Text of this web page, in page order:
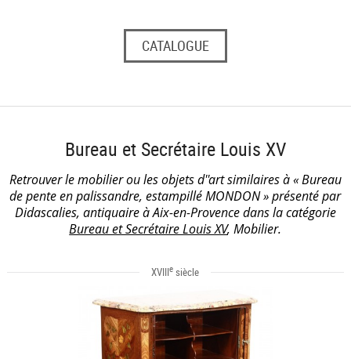
CATALOGUE
Bureau et Secrétaire Louis XV
Retrouver le mobilier ou les objets d''art similaires à « Bureau
de pente en palissandre, estampillé MONDON » présenté par
Didascalies, antiquaire à Aix-en-Provence dans la catégorie
Bureau et Secrétaire Louis XV, Mobilier.
XVIIIe siècle